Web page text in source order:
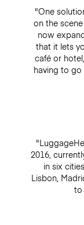
"One
on the
now
that it lets
café or
having to
2016,
in six
Lisbon,
to